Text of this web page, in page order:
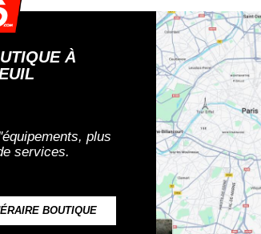
À
plus
services.
BOUTIQUE